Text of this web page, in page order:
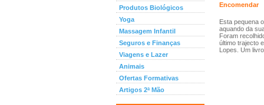
Produtos Biológicos
Yoga
Massagem Infantil
Seguros e Finanças
Viagens e Lazer
Animais
Ofertas Formativas
Artigos 2ª Mão
Encomendar
Esta pequena
aquando da
Foram
último trajecto
Lopes. Um